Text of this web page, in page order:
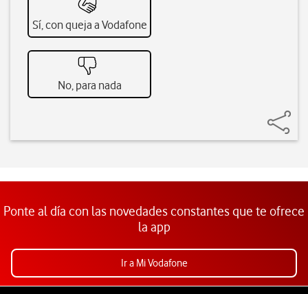
Sí, con queja a Vodafone
No, para nada
Ponte al día con las novedades constantes que te ofrece
la app
Ir a Mi Vodafone